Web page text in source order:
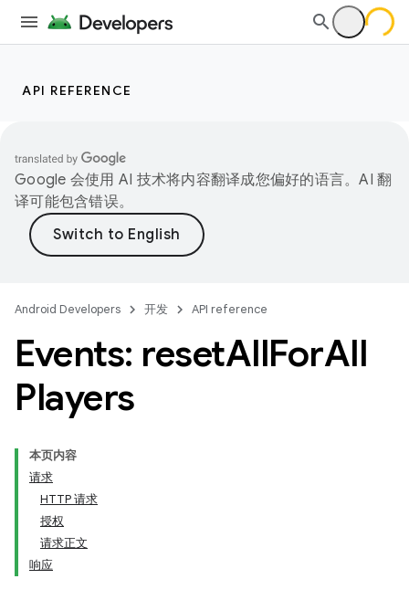
API REFERENCE
Google 会使用 AI 技术将内容翻译成您偏好的语言。AI 翻
译可能包含错误。
Android Developers 开发 API reference
Events: resetAllForAll
Players
本页内容
请求
HTTP 请求
授权
请求正文
响应